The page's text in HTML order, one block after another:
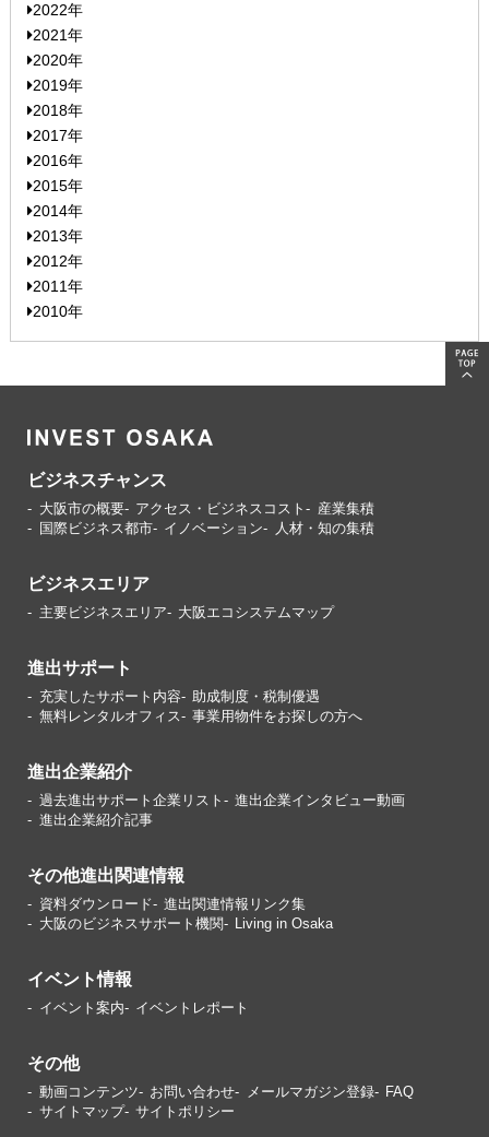
2022年
2021年
2020年
2019年
2018年
2017年
2016年
2015年
2014年
2013年
2012年
2011年
2010年
ビジネスチャンス
大阪市の概要 アクセス・ビジネスコスト
産業集積
国際ビジネス都市
イノベーション 人材・知の集積
ビジネスエリア
主要ビジネスエリア 大阪エコシステムマップ
進出サポート
充実したサポート内容
助成制度・税制優遇
無料レンタルオフィス
事業用物件をお探しの方へ
進出企業紹介
過去進出サポート企業リスト
進出企業インタビュー動画
進出企業紹介記事
その他進出関連情報
資料ダウンロード
進出関連情報リンク集
大阪のビジネスサポート機関
Living in Osaka
イベント情報
イベント案内 イベントレポート
その他
動画コンテンツ お問い合わせ メールマガジン登録
FAQ
サイトマップ
サイトポリシー